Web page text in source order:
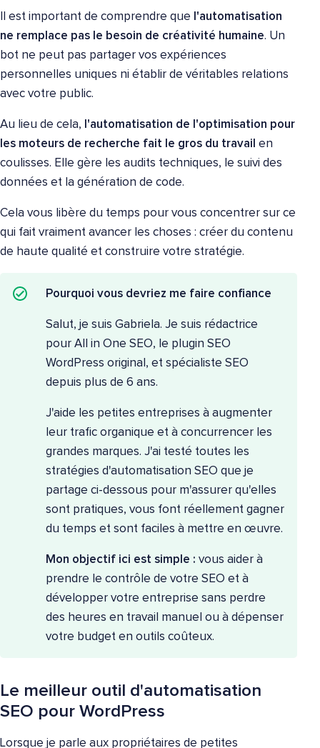
Il est important de comprendre que l'automatisation
ne remplace pas le besoin de créativité humaine. Un
bot ne peut pas partager vos expériences
personnelles uniques ni établir de véritables relations
avec votre public.
Au lieu de cela, l'automatisation de l'optimisation pour
les moteurs de recherche fait le gros du travail en
coulisses. Elle gère les audits techniques, le suivi des
données et la génération de code.
Cela vous libère du temps pour vous concentrer sur ce
qui fait vraiment avancer les choses : créer du contenu
de haute qualité et construire votre stratégie.
Pourquoi vous devriez me faire confiance
Salut, je suis Gabriela. Je suis rédactrice
pour All in One SEO, le plugin SEO
WordPress original, et spécialiste SEO
depuis plus de 6 ans.
J'aide les petites entreprises à augmenter
leur trafic organique et à concurrencer les
grandes marques. J'ai testé toutes les
stratégies d'automatisation SEO que je
partage ci-dessous pour m'assurer qu'elles
sont pratiques, vous font réellement gagner
du temps et sont faciles à mettre en œuvre.
Mon objectif ici est simple : vous aider à
prendre le contrôle de votre SEO et à
développer votre entreprise sans perdre
des heures en travail manuel ou à dépenser
votre budget en outils coûteux.
Le meilleur outil d'automatisation
SEO pour WordPress
Lorsque je parle aux propriétaires de petites